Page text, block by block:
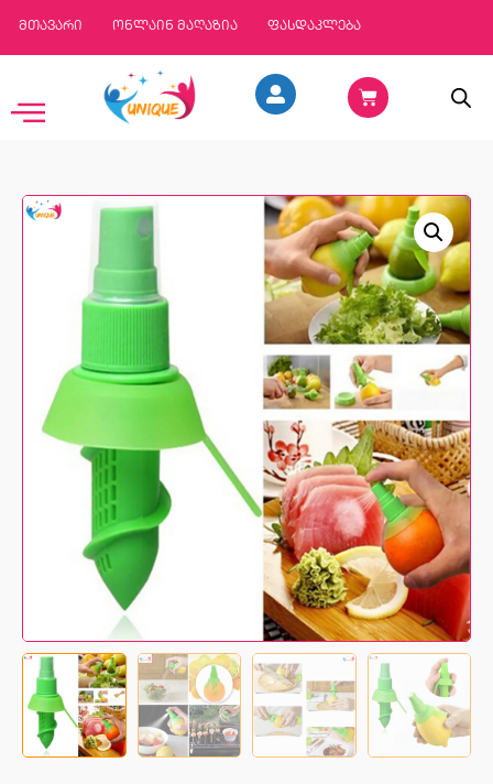
მთავარი ონლაინ მაღაზია ფასდაკლება